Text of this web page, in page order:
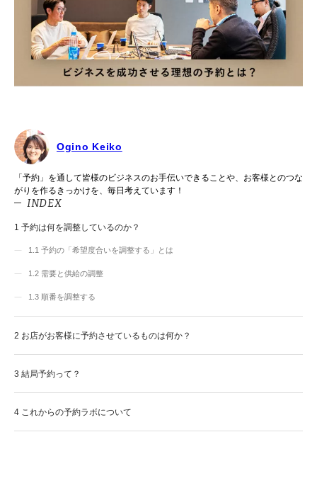
Ogino Keiko
「予約」を通して皆様のビジネスのお手伝いできることや、お客様とのつな
がりを作るきっかけを、毎日考えています！
INDEX
1 予約は何を調整しているのか？
1.1 予約の「希望度合いを調整する」とは
1.2 需要と供給の調整
1.3 順番を調整する
2 お店がお客様に予約させているものは何か？
3 結局予約って？
4 これからの予約ラボについて